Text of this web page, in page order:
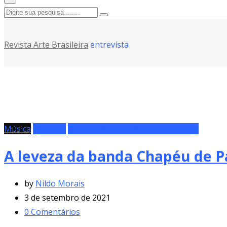
Revista Arte Brasileira entrevista
Música
A leveza da banda Chapéu de
by Nildo Morais
3 de setembro de 2021
0 Comentários